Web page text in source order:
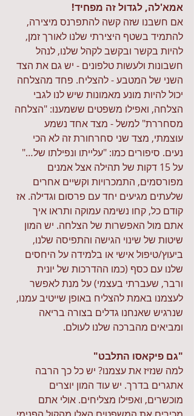
אמא'לה, לגדול זה מפחיד!
אם חשבנו שזה קשה להתפרנס מיצירה,
להתמיד בשטף היצירתי שלנו לאורך זמן,
להיות בקשר ובקשב לקהל שלנו, לנהל
חשבונות ולעשות טלפונים - יש גם את הצד
השני של המטבע - להצליח. פחד מהצלחה
יכול להיות מונע מאמונות שיש לנו לגבי
הצלחה, ואפילו משפטים ששמענו: "הצלחה
מסחררת" למשל - מצד אחד נשמע
עוצמתי, מצד שני סחרחורת זה לא הכי
נעים. סיפורים כמו: "עלייתו ונפילתו של…"
על 15 דקות של תהילה אצל אמנים
מפורסמים, התמכרויות וקשיים אחרים
שלעתים מגיעים יחד עם פרסום וגדילה. אז
קודם כל, קחו נשימה עמוקה ותראו איך
אתם מול האפשרות של הצלחה. יש המון
שיטות של שינוי הגישה והתפיסה שלנו,
ביעוץ/טיפול אישי או בלמידה על היחסים
שלנו עם כסף (כמו ההדרכות של יונית
ורבר, שעברתי בעצמי) על מנת לאפשר
לעצמנו באמת להצליח באופן שייטיב עמנו,
שנרגיש שאנחנו גדלים בצורה בריאה
ומביאים מהברכה שלנו לעולם.
"גם פיקאסו התלבט"
למה שנזיז את עצמנו? יש כל כך הרבה
אתגרים בדרך. יש עוד המון יוצרים
מוכשרים, ואפילו מצליחים. אולי אתם